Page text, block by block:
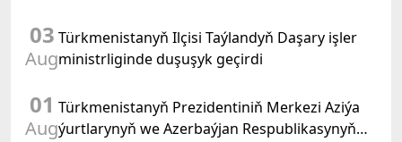
03
Aug
Türkmenistanyň Ilçisi Taýlandyň Daşary işler
ministrliginde duşuşyk geçirdi
01
Aug
Türkmenistanyň Prezidentiniň Merkezi Aziýa
ýurtlarynyň we Azerbaýjan Respublikasynyň